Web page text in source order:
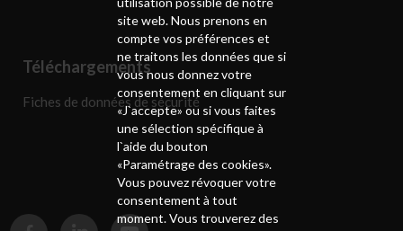
Téléchargements
Fiches de données de sécurité
site web. Nous prenons en
compte vos préférences et
ne traitons les données que si
vous nous donnez votre
consentement en cliquant sur
«J`accepte» ou si vous faites
une sélection spécifique à
l`aide du bouton
«Paramétrage des cookies».
Vous pouvez révoquer votre
consentement à tout
moment. Vous trouverez des